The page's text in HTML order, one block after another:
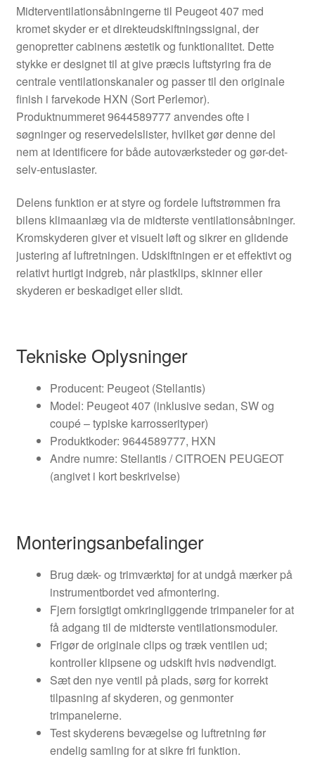
Midterventilationsåbningerne til Peugeot 407 med
kromet skyder er et direkteudskiftningssignal, der
genopretter cabinens æstetik og funktionalitet. Dette
stykke er designet til at give præcis luftstyring fra de
centrale ventilationskanaler og passer til den originale
finish i farvekode HXN (Sort Perlemor).
Produktnummeret 9644589777 anvendes ofte i
søgninger og reservedelslister, hvilket gør denne del
nem at identificere for både autoværksteder og gør-det-
selv-entusiaster.
Delens funktion er at styre og fordele luftstrømmen fra
bilens klimaanlæg via de midterste ventilationsåbninger.
Kromskyderen giver et visuelt løft og sikrer en glidende
justering af luftretningen. Udskiftningen er et effektivt og
relativt hurtigt indgreb, når plastklips, skinner eller
skyderen er beskadiget eller slidt.
Tekniske Oplysninger
Producent: Peugeot (Stellantis)
Model: Peugeot 407 (inklusive sedan, SW og
coupé – typiske karrosserityper)
Produktkoder: 9644589777, HXN
Andre numre: Stellantis / CITROEN PEUGEOT
(angivet i kort beskrivelse)
Monteringsanbefalinger
Brug dæk- og trimværktøj for at undgå mærker på
instrumentbordet ved afmontering.
Fjern forsigtigt omkringliggende trimpaneler for at
få adgang til de midterste ventilationsmoduler.
Frigør de originale clips og træk ventilen ud;
kontroller klipsene og udskift hvis nødvendigt.
Sæt den nye ventil på plads, sørg for korrekt
tilpasning af skyderen, og genmonter
trimpanelerne.
Test skyderens bevægelse og luftretning før
endelig samling for at sikre fri funktion.